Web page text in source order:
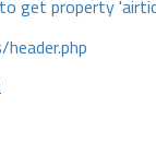
get property